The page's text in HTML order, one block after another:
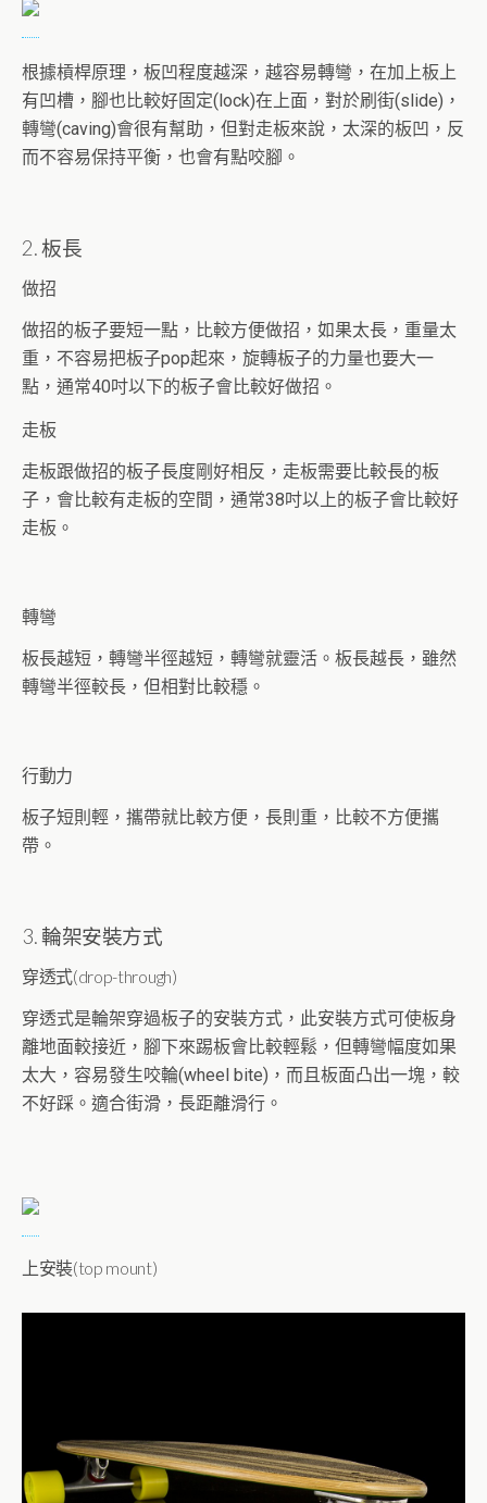
根據槓桿原理，板凹程度越深，越容易轉彎，在加上板上
有凹槽，腳也比較好固定(lock)在上面，對於刷街(slide)，
轉彎(caving)會很有幫助，但對走板來說，太深的板凹，反
而不容易保持平衡，也會有點咬腳。
2. 板長
做招
做招的板子要短一點，比較方便做招，如果太長，重量太
重，不容易把板子pop起來，旋轉板子的力量也要大一
點，通常40吋以下的板子會比較好做招。
走板
走板跟做招的板子長度剛好相反，走板需要比較長的板
子，會比較有走板的空間，通常38吋以上的板子會比較好
走板。
轉彎
板長越短，轉彎半徑越短，轉彎就靈活。板長越長，雖然
轉彎半徑較長，但相對比較穩。
行動力
板子短則輕，攜帶就比較方便，長則重，比較不方便攜
帶。
3. 輪架安裝方式
穿透式(drop-through)
穿透式是輪架穿過板子的安裝方式，此安裝方式可使板身
離地面較接近，腳下來踢板會比較輕鬆，但轉彎幅度如果
太大，容易發生咬輪(wheel bite)，而且板面凸出一塊，較
不好踩。適合街滑，長距離滑行。
上安裝(top mount)